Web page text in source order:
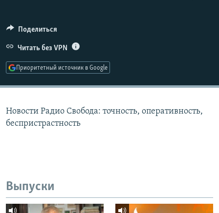
ПОДПИШИТЕСЬ НА РАССЫЛКУ
СОЦИАЛЬНЫЕ СЕТИ
Поделиться
Читать без VPN
Приоритетный источник в Google
Новости Радио Свобода: точность, оперативность,
беспристрастность
Выпуски